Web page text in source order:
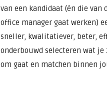
van een kandidaat (én die van
office manager gaat werken)
sneller, kwalitatiever, beter,
onderbouwd selecteren wat
om gaat en matchen binnen